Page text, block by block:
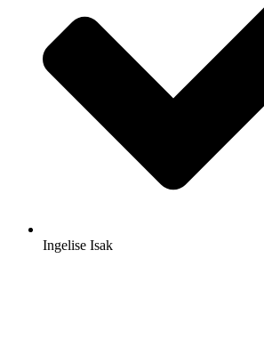
Ingelise Isak